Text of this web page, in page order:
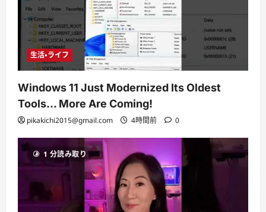
生活・ライフ
Windows 11 Just Modernized Its Oldest
Tools… More Are Coming!
pikakichi2015@gmail.com 4時間前 0
1 分読み取り